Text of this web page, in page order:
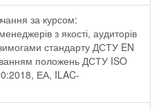
за курсом:
з якості, аудиторів
стандарту ДСТУ EN
положень ДСТУ ISO
ЕА, ILAC-